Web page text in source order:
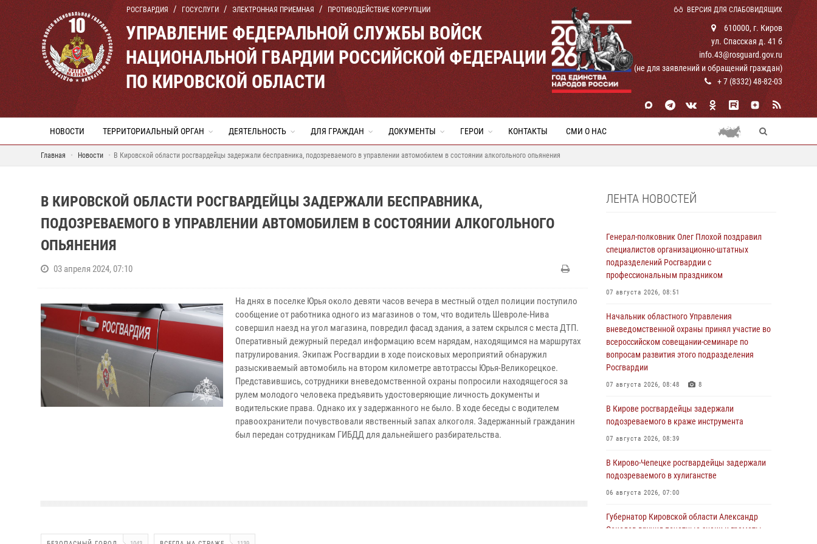
РОСГВАРДИЯ ГОСУСЛУГИ ЭЛЕКТРОННАЯ ПРИЕМНАЯ ПРОТИВОДЕЙСТВИЕ КОРРУПЦИИ ВЕРСИЯ ДЛЯ СЛАБОВИДЯЩИХ
УПРАВЛЕНИЕ ФЕДЕРАЛЬНОЙ СЛУЖБЫ ВОЙСК
НАЦИОНАЛЬНОЙ ГВАРДИИ РОССИЙСКОЙ ФЕДЕРАЦИИ
ПО КИРОВСКОЙ ОБЛАСТИ
610000, г. Киров
ул. Спасская д. 41 б
info.43@rosguard.gov.ru
(не для заявлений и обращений граждан)
+ 7 (8332) 48-82-03
НОВОСТИ ТЕРРИТОРИАЛЬНЫЙ ОРГАН ДЕЯТЕЛЬНОСТЬ ДЛЯ ГРАЖДАН ДОКУМЕНТЫ ГЕРОИ КОНТАКТЫ СМИ О НАС
Главная Новости В Кировской области росгвардейцы задержали бесправника, подозреваемого в управлении автомобилем в состоянии алкогольного опьянения
В КИРОВСКОЙ ОБЛАСТИ РОСГВАРДЕЙЦЫ ЗАДЕРЖАЛИ БЕСПРАВНИКА,
ПОДОЗРЕВАЕМОГО В УПРАВЛЕНИИ АВТОМОБИЛЕМ В СОСТОЯНИИ АЛКОГОЛЬНОГО
ОПЬЯНЕНИЯ
03 апреля 2024, 07:10
На днях в поселке Юрья около девяти часов вечера в местный отдел полиции поступило
сообщение от работника одного из магазинов о том, что водитель Шевроле-Нива
совершил наезд на угол магазина, повредил фасад здания, а затем скрылся с места ДТП.
Оперативный дежурный передал информацию всем нарядам, находящимся на маршрутах
патрулирования. Экипаж Росгвардии в ходе поисковых мероприятий обнаружил
разыскиваемый автомобиль на втором километре автотрассы Юрья-Великорецкое.
Представившись, сотрудники вневедомственной охраны попросили находящегося за
рулем молодого человека предъявить удостоверяющие личность документы и
водительские права. Однако их у задержанного не было. В ходе беседы с водителем
правоохранители почувствовали явственный запах алкоголя. Задержанный гражданин
был передан сотрудникам ГИБДД для дальнейшего разбирательства.
ЛЕНТА НОВОСТЕЙ
Генерал-полковник Олег Плохой поздравил
специалистов организационно-штатных
подразделений Росгвардии с
профессиональным праздником
07 августа 2026, 08:51
Начальник областного Управления
вневедомственной охраны принял участие во
всероссийском совещании-семинаре по
вопросам развития этого подразделения
Росгвардии
07 августа 2026, 08:48 8
В Кирове росгвардейцы задержали
подозреваемого в краже инструмента
07 августа 2026, 08:39
В Кирово-Чепецке росгвардейцы задержали
подозреваемого в хулиганстве
06 августа 2026, 07:00
Губернатор Кировской области Александр
Соколов вручил почетные знаки и грамоты